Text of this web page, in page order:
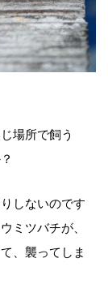
場所で飼う
しないのです
ミツバチが、
、襲ってしま